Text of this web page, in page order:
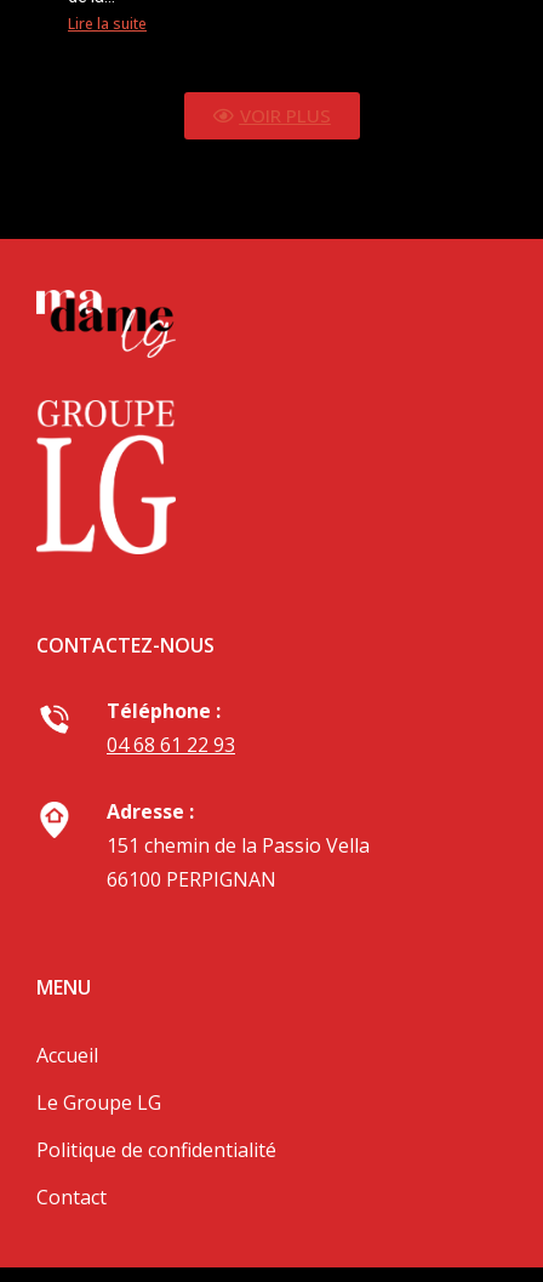
Lire la suite
VOIR PLUS
CONTACTEZ-NOUS
Téléphone :
04 68 61 22 93
Adresse :
151 chemin de la Passio Vella
66100 PERPIGNAN
MENU
Accueil
Le Groupe LG
Politique de confidentialité
Contact